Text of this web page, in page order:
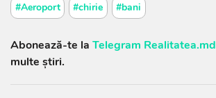
#Aeroport #chirie #bani
Abonează-te la Telegram Realitatea.md
multe știri.